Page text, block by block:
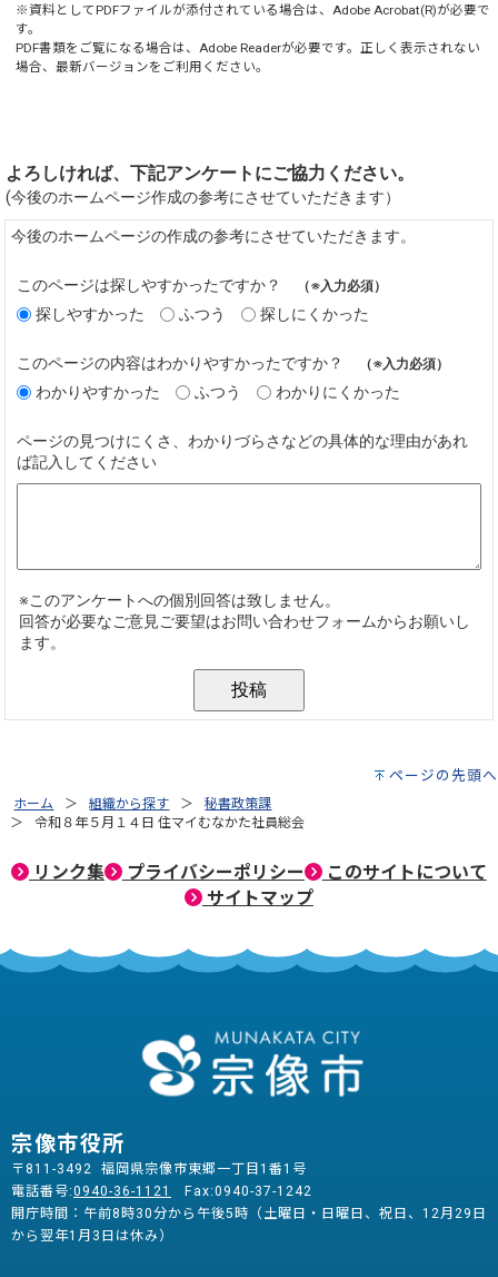
※資料としてPDFファイルが添付されている場合は、 Adobe Acrobat(R)が必要で
す。
PDF書類をご覧になる場合は、 Adobe Readerが必要です。正しく表示されない
場合、最新バージョンをご利用ください。
ページの先頭へ
ホーム 組織から探す
秘書政策課
令和８年５月１４日 住マイむなかた社員総会
リンク集 プライバシーポリシー
このサイトについて
サイトマップ
宗像市役所
〒811-3492 福岡県宗像市東郷一丁目1番1号
電話番号:0940-36-1121
Fax:0940-37-1242
開庁時間：午前8時30分から午後5時（土曜日・日曜日、祝日、12月29日
から翌年1月3日は休み）